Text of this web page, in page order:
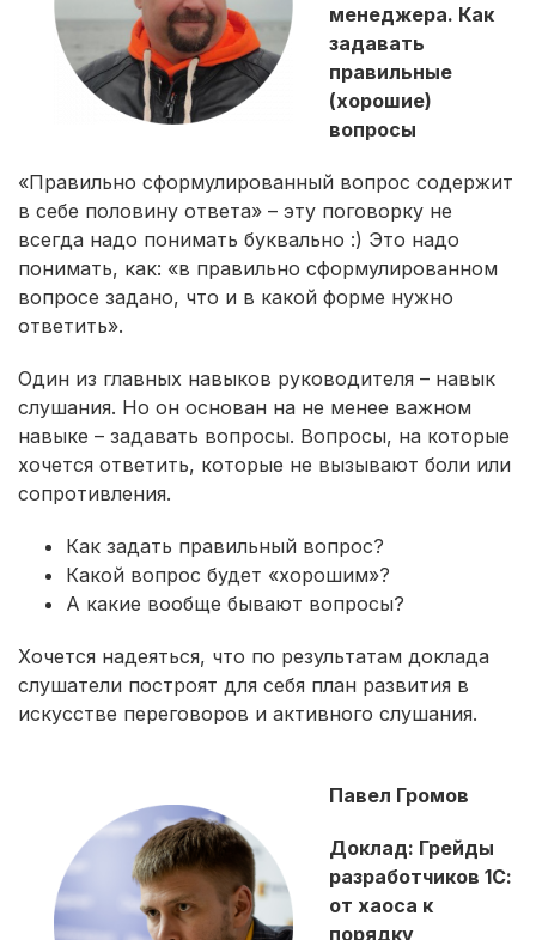
менеджера. Как
задавать
правильные
(хорошие)
вопросы
«Правильно сформулированный вопрос содержит
в себе половину ответа» – эту поговорку не
всегда надо понимать буквально :) Это надо
понимать, как: «в правильно сформулированном
вопросе задано, что и в какой форме нужно
ответить».
Один из главных навыков руководителя – навык
слушания. Но он основан на не менее важном
навыке – задавать вопросы. Вопросы, на которые
хочется ответить, которые не вызывают боли или
сопротивления.
Как задать правильный вопрос?
Какой вопрос будет «хорошим»?
А какие вообще бывают вопросы?
Хочется надеяться, что по результатам доклада
слушатели построят для себя план развития в
искусстве переговоров и активного слушания.
Павел Громов
Доклад: Грейды
разработчиков 1С:
от хаоса к
порядку